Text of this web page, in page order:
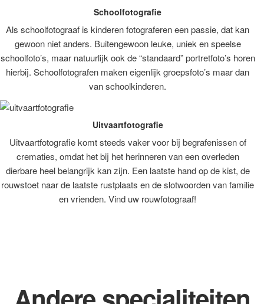
Schoolfotografie
Als schoolfotograaf is kinderen fotograferen een passie, dat kan
gewoon niet anders. Buitengewoon leuke, uniek en speelse
schoolfoto’s, maar natuurlijk ook de “standaard” portretfoto’s horen
hierbij. Schoolfotografen maken eigenlijk groepsfoto’s maar dan
van schoolkinderen.
Uitvaartfotografie
Uitvaartfotografie komt steeds vaker voor bij begrafenissen of
crematies, omdat het bij het herinneren van een overleden
dierbare heel belangrijk kan zijn. Een laatste hand op de kist, de
rouwstoet naar de laatste rustplaats en de slotwoorden van familie
en vrienden. Vind uw rouwfotograaf!